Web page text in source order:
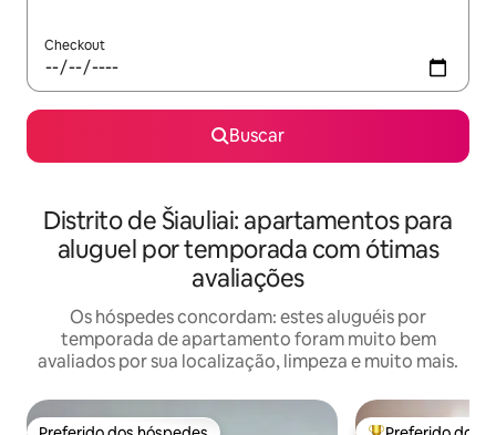
Checkout
Buscar
Distrito de Šiauliai: apartamentos para
aluguel por temporada com ótimas
avaliações
Os hóspedes concordam: estes aluguéis por
temporada de apartamento foram muito bem
avaliados por sua localização, limpeza e muito mais.